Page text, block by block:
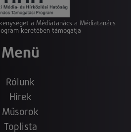
a Médiatanács a Médiatanács
keretében támogatja
Menü
Rólunk
Hírek
Műsorok
Toplista